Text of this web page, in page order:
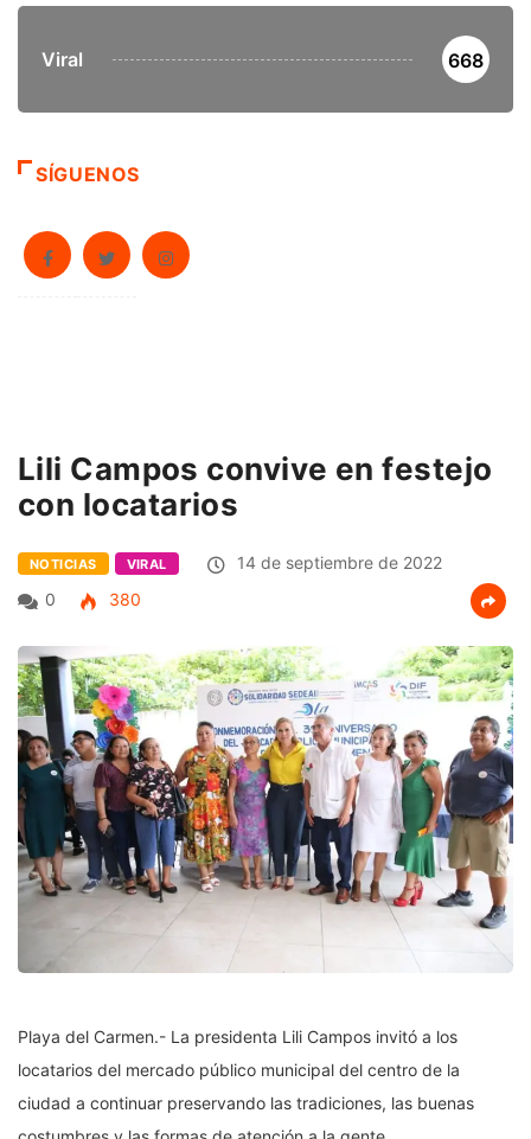
Viral 668
SÍGUENOS
Lili Campos convive en festejo
con locatarios
NOTICIAS VIRAL
14 de septiembre de 2022
0
380
Playa del Carmen.- La presidenta Lili Campos invitó a los
locatarios del mercado público municipal del centro de la
ciudad a continuar preservando las tradiciones, las buenas